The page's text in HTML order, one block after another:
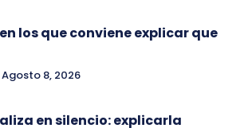
los que conviene explicar que
Agosto 8, 2026
en silencio: explicarla